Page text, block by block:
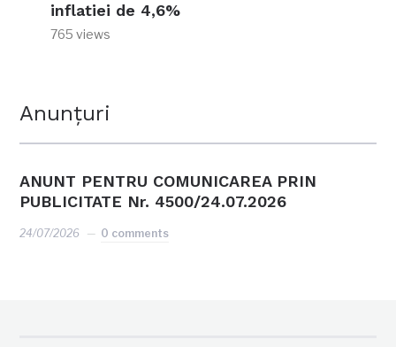
inflatiei de 4,6%
765 views
Anunțuri
ANUNT PENTRU COMUNICAREA PRIN
PUBLICITATE Nr. 4500/24.07.2026
24/07/2026 0 comments